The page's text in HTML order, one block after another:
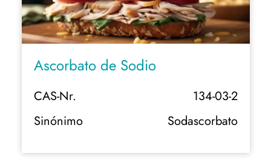
Ascorbato de Sodio
CAS-Nr.
134-03-2
Sinónimo
Sodascorbato